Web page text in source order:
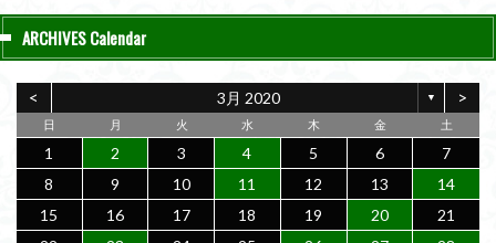
ARCHIVES Calendar
< 3月 2020 ▼ >
日 月 火 水 木 金 土
1 2 3 4 5 6
7
8
9 10 11 12 13
14
15
16 17 18 19 20
21